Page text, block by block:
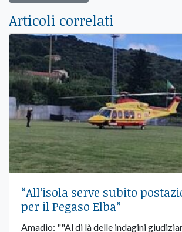
Articoli correlati
“All’isola serve subito
per il Pegaso Elba”
Amadio: ""Al di là delle indagini